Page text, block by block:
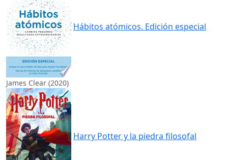
Hábitos atómicos. Edición especial
James Clear (2020)
Harry Potter y la piedra filosofal